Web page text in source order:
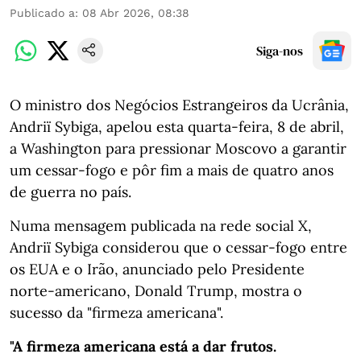
Publicado a: 08 Abr 2026, 08:38
Siga-nos
O ministro dos Negócios Estrangeiros da Ucrânia,
Andriï Sybiga, apelou esta quarta-feira, 8 de abril,
a Washington para pressionar Moscovo a garantir
um cessar-fogo e pôr fim a mais de quatro anos
de guerra no país.
Numa mensagem publicada na rede social X,
Andriï Sybiga considerou que o cessar-fogo entre
os EUA e o Irão, anunciado pelo Presidente
norte-americano, Donald Trump, mostra o
sucesso da "firmeza americana".
"A firmeza americana está a dar frutos.